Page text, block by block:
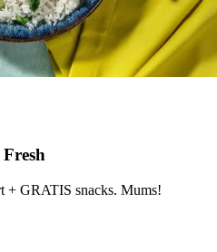
+ GRATIS snacks. Mums!